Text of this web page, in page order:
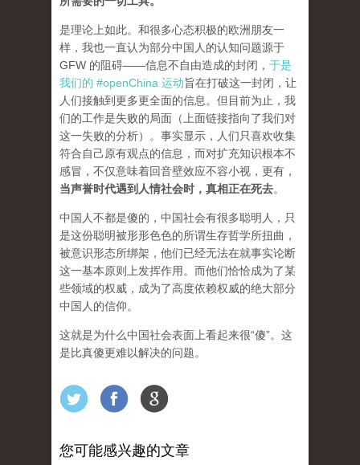
是理论上如此。和很多心态积极的欧洲朋友一
样，我也一直认为部分中国人的认知问题源于
GFW 的阻碍——信息不自由造成的封闭， 于是
我们的 #openChina 运动旨在打破这一封闭，让
人们接触到更多更全面的信息。但目前为止，我
们的工作是失败的局面（ 上面链接指向了我们对
这一失败的分析）。事实显示，人们只喜欢收集
符合自己原有观点的信息，而对扩充知识根本不
感冒，不仅意味着回音壁效应不容小视，更有，
当声誉时代遇到人情社会时，真相正在死去。
中国人不都是傻的，中国社会有很多聪明人，只
是这份聪明被形形色色的所谓生存哲学所扭曲，
被意识形态所绑架，他们已经无法在就事实论断
这一基本原则上发挥作用。而他们恰恰成为了某
些领域的权威，成为了高度依赖权威的绝大部分
中国人的信仰。
这就是为什么中国社会表面上看起来很“傻”。这
是比真傻更难以解决的问题。
您可能感兴趣的文章